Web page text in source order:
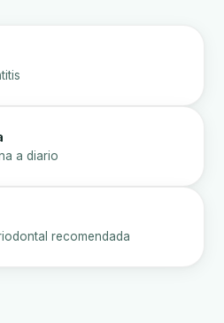
a diario
recomendada